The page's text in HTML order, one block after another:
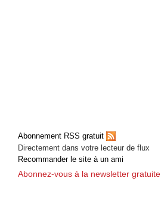
Abonnement RSS gratuit
Directement dans votre lecteur de flux
Recommander le site à un ami
Abonnez-vous à la newsletter gratuite